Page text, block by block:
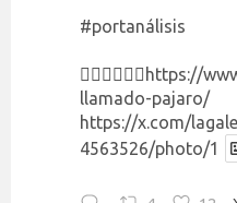
#portanálisis
👉🏻👉🏻👉🏻 https://
llamado-pajaro/
https://x.com/
4563526/photo/1